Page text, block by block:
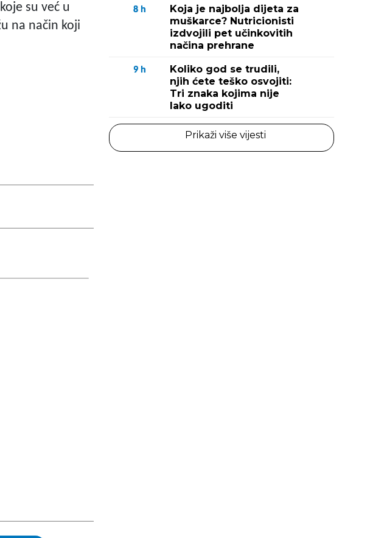
su već u
na način koji
8 h
Koja je najbolja dijeta za
muškarce? Nutricionisti
izdvojili pet učinkovitih
načina prehrane
9 h
Koliko god se trudili,
njih ćete teško osvojiti:
Tri znaka kojima nije
lako ugoditi
Prikaži više vijesti